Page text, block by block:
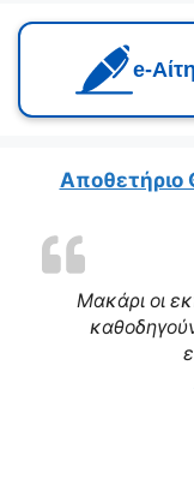
Μακάρι οι
Αποθετήριο